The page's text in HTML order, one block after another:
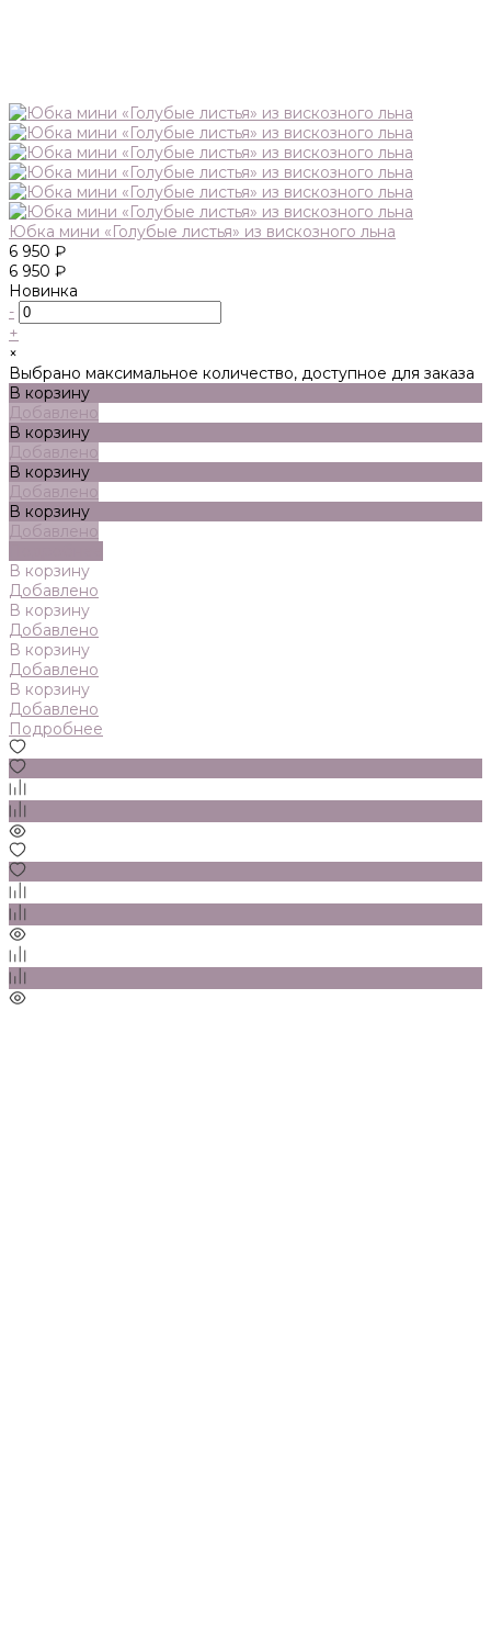
Юбка мини «Голубые листья» из вискозного льна
6 950 ₽
6 950 ₽
Новинка
-
+
×
Выбрано максимальное количество, доступное для заказа
В корзину
Добавлено
В корзину
Добавлено
В корзину
Добавлено
В корзину
Добавлено
В корзину
Добавлено
В корзину
Добавлено
В корзину
Добавлено
В корзину
Добавлено
Подробнее